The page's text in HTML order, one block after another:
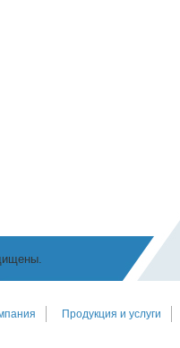
Продукция и услуги